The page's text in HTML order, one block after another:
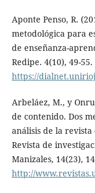
Aponte Penso, R.
metodológica para
de enseñanza-
Redipe. 4(10), 49-55.
https://
Arbeláez, M., y
de contenido. Dos
análisis de la
Revista de
Manizales, 14(23),
http://